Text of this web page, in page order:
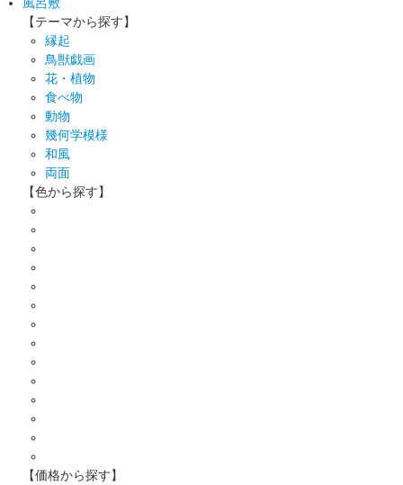
【テーマから探す】
縁起
鳥獣戯画
花・植物
食べ物
動物
幾何学模様
和風
両面
【色から探す】
【価格から探す】